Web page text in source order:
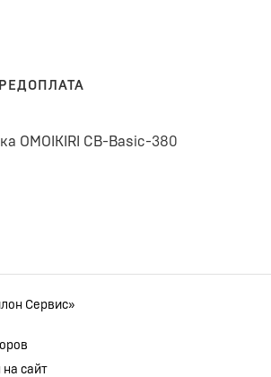
OMOIKIRI CB-Basic-380
Сервис»
сайт